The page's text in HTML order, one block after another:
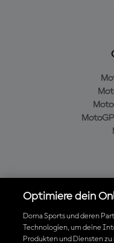
Optimiere dein
Dorna Sports und deren
Technologien, um deine
Produkten und Diensten zu